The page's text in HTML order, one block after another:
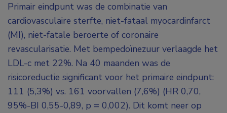
Primair eindpunt was de combinatie van
cardiovasculaire sterfte, niet-fataal myocardinfarct
(MI), niet-fatale beroerte of coronaire
revascularisatie. Met bempedoïnezuur verlaagde het
LDL-c met 22%. Na 40 maanden was de
risicoreductie significant voor het primaire eindpunt:
111 (5,3%) vs. 161 voorvallen (7,6%) (HR 0,70,
95%-BI 0,55-0,89, p = 0,002). Dit komt neer op